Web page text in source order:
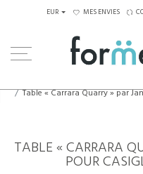
EUR MES ENVIES
Table « Carrara Quarry » par
TABLE « CARRARA
POUR